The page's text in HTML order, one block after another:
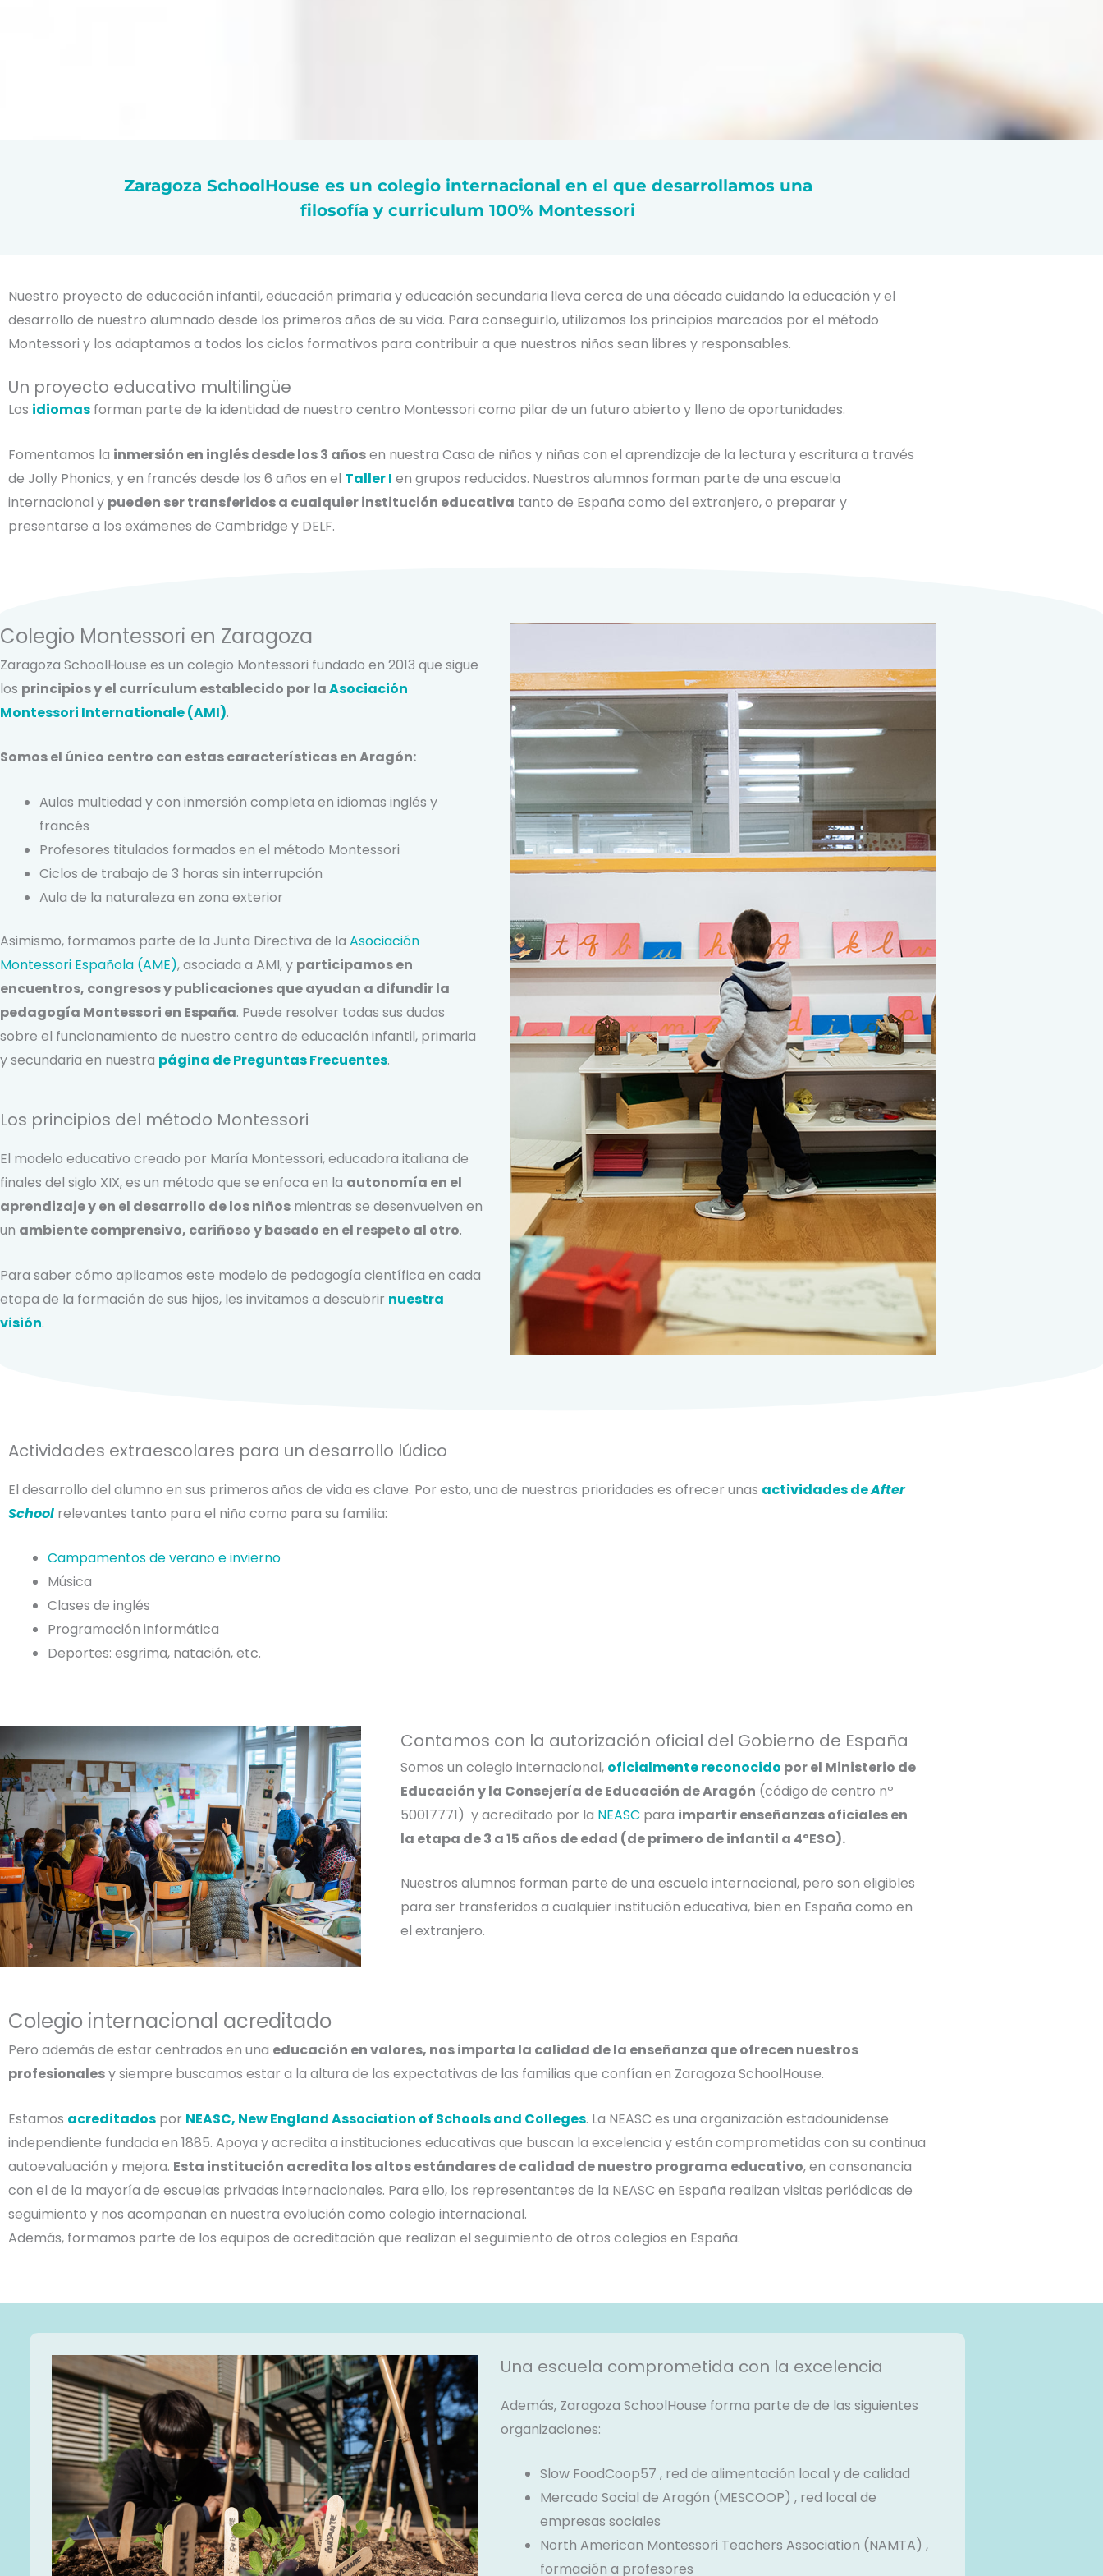
Zaragoza SchoolHouse es un colegio internacional en el que desarrollamos una
filosofía y curriculum 100% Montessori
Nuestro proyecto de educación infantil, educación primaria y educación secundaria lleva cerca de una década cuidando la educación y el
desarrollo de nuestro alumnado desde los primeros años de su vida. Para conseguirlo, utilizamos los principios marcados por el método
Montessori y los adaptamos a todos los ciclos formativos para contribuir a que nuestros niños sean libres y responsables.
Un proyecto educativo multilingüe
Los idiomas forman parte de la identidad de nuestro centro Montessori como pilar de un futuro abierto y lleno de oportunidades.
Fomentamos la inmersión en inglés desde los 3 añosen nuestra Casa de niños y niñas con el aprendizaje de la lectura y escritura a través
de Jolly Phonics, y en francés desde los 6 años en el Taller I en grupos reducidos. Nuestros alumnos forman parte de una escuela
internacional y pueden ser transferidos a cualquier institución educativa tanto de España como del extranjero, o preparar y
presentarse a los exámenes de Cambridge y DELF.
Colegio Montessori en Zaragoza
Zaragoza SchoolHouse es un colegio Montessori fundado en 2013 que sigue
los principios y el currículum establecido por laAsociación
Montessori Internationale (AMI).
Somos el único centro con estas características en Aragón:
Aulas multiedad y con inmersión completa en idiomas inglés y
francés
Profesores titulados formados en el método Montessori
Ciclos de trabajo de 3 horas sin interrupción
Aula de la naturaleza en zona exterior
Asimismo, formamos parte de la Junta Directiva de la Asociación
Montessori Española (AME), asociada a AMI, y participamos en
encuentros, congresos y publicaciones que ayudan a difundir la
pedagogía Montessori en España. Puede resolver todas sus dudas
sobre el funcionamiento de nuestro centro de educación infantil, primaria
y secundaria en nuestra página de Preguntas Frecuentes.
Los principios del método Montessori
El modelo educativo creado por María Montessori, educadora italiana de
finales del siglo XIX, es un método que se enfoca en la autonomía en el
aprendizaje y en el desarrollo de los niños mientras se desenvuelven en
un ambiente comprensivo, cariñoso y basado en el respeto al otro.
Para saber cómo aplicamos este modelo de pedagogía científica en cada
etapa de la formación de sus hijos, les invitamos a descubrir nuestra
visión.
Actividades extraescolares para un desarrollo lúdico
El desarrollo del alumno en sus primeros años de vida es clave. Por esto, una de nuestras prioridades es ofrecer unas actividades deAfter
School relevantes tanto para el niño como para su familia:
Campamentos de verano e invierno
Música
Clases de inglés
Programación informática
Deportes: esgrima, natación, etc.
Contamos con la autorización oficial del Gobierno de España
Somos un colegio internacional, oficialmente reconocido por el Ministerio de
Educación y la Consejería de Educación de Aragón (código de centro nº
50017771) y acreditado por la NEASC para impartir enseñanzas oficiales en
la etapa de 3 a 15 años de edad (de primero de infantil a 4ºESO).
Nuestros alumnos forman parte de una escuela internacional, pero son eligibles
para ser transferidos a cualquier institución educativa, bien en España como en
el extranjero.
Colegio internacional acreditado
Pero además de estar centrados en una educación en valores, nos importa la calidad de la enseñanza que ofrecen nuestros
profesionalesy siempre buscamos estar a la altura de las expectativas de las familias que confían en Zaragoza SchoolHouse.
Estamos acreditados por NEASC, New England Association of Schools and Colleges. La NEASC es una organización estadounidense
independiente fundada en 1885. Apoya y acredita a instituciones educativas que buscan la excelencia y están comprometidas con su continua
autoevaluación y mejora. Esta institución acredita los altos estándares de calidad de nuestro programa educativo,en consonancia
con el de la mayoría de escuelas privadas internacionales. Para ello, los representantes de la NEASC en España realizan visitas periódicas de
seguimiento y nos acompañan en nuestra evolución como colegio internacional.
Además, formamos parte de los equipos de acreditación que realizan el seguimiento de otros colegios en España.
Una escuela comprometida con la excelencia
Además, Zaragoza SchoolHouse forma parte de de las siguientes
organizaciones:
Slow FoodCoop57 , red de alimentación local y de calidad
Mercado Social de Aragón (MESCOOP) , red local de
empresas sociales
North American Montessori Teachers Association (NAMTA) ,
formación a profesores